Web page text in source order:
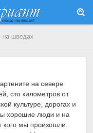
шведах
на севере
сто километров от
культуре, дорогах и
хорошие люди и на
кого мы произошли.